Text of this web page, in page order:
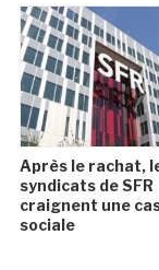
Après le rachat,
syndicats de SFR
craignent une
sociale